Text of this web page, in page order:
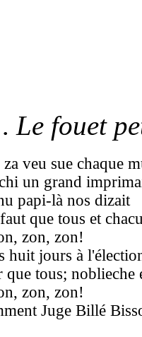
fouet
veu sue chaque
un grand
papi-là nos dizait
que tous et
zon, zon!
huit jours à
que tous; noblieche
zon, zon!
Juge Billé